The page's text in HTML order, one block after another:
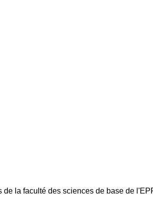
la faculté des sciences de base de